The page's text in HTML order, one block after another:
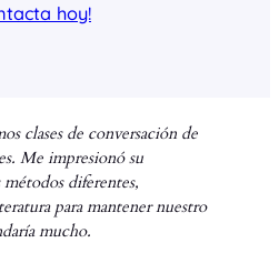
hoy!
clases de conversación de
Me impresionó su
diferentes,
para mantener nuestro
mucho.